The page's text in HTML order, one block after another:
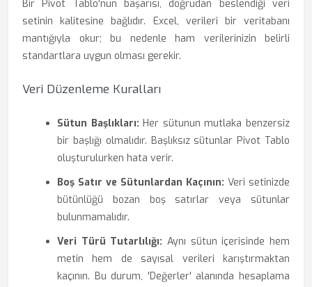
Bir Pivot Tablo'nun başarısı, doğrudan beslendiği veri
setinin kalitesine bağlıdır. Excel, verileri bir veritabanı
mantığıyla okur; bu nedenle ham verilerinizin belirli
standartlara uygun olması gerekir.
Veri Düzenleme Kuralları
Sütun Başlıkları: Her sütunun mutlaka benzersiz
bir başlığı olmalıdır. Başlıksız sütunlar Pivot Tablo
oluşturulurken hata verir.
Boş Satır ve Sütunlardan Kaçının: Veri setinizde
bütünlüğü bozan boş satırlar veya sütunlar
bulunmamalıdır.
Veri Türü Tutarlılığı: Aynı sütun içerisinde hem
metin hem de sayısal verileri karıştırmaktan
kaçının. Bu durum, 'Değerler' alanında hesaplama